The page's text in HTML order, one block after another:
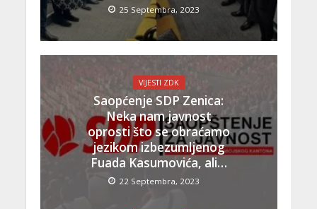
25 Septembra, 2023
VIJESTI ZDK
Saopćenje SDP Zenica:
Neka nam javnost
oprosti što se obraćamo
jezikom izbezumljenog
Fuada Kasumovića, ali…
22 Septembra, 2023